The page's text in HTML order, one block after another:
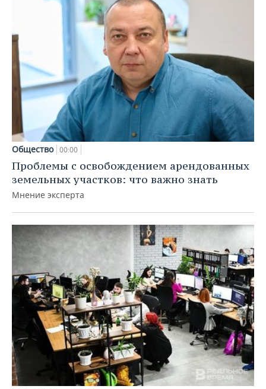
Общество 00:00
Проблемы с освобождением арендованных
земельных участков: что важно знать
Мнение эксперта